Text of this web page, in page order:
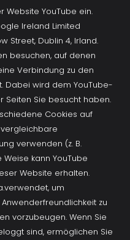
Website YouTube ein.
Ireland Limited
Street, Dublin 4, Irland.
besuchen, auf denen
Verbindung zu den
Dabei wird dem YouTube-
Seiten Sie besucht haben.
Cookies auf
verwenden (z. B.
kann YouTube
Website erhalten.
um
zu
vorzubeugen. Wenn Sie
sind, ermöglichen Sie